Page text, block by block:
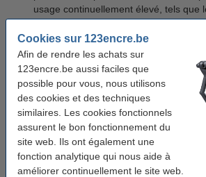
Cookies sur 123encre.be
Afin de rendre les achats sur
123encre.be aussi faciles que
possible pour vous, nous utilisons
des cookies et des techniques
similaires. Les cookies fonctionnels
assurent le bon fonctionnement du
site web. Ils ont également une
fonction analytique qui nous aide à
améliorer continuellement le site web.
usage continuellement élevé, tels que
fumée et les appareils
rechargeables sont également idéales
d'alarme.
Vous pouvez généralement trouver la taille
avez besoin dans le manuel ou sur
Parfois, vous pouvez également trouver
type où la pile doit se trouver.
Capacité de piles rechargeables